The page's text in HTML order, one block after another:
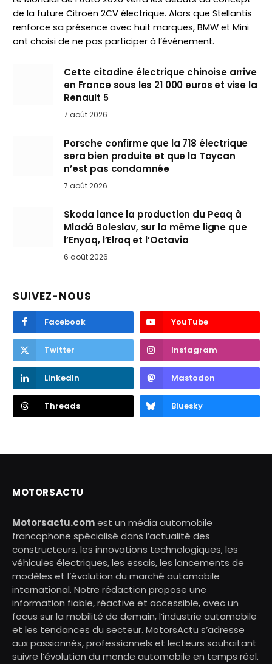
de la future Citroën 2CV électrique. Alors que Stellantis
renforce sa présence avec huit marques, BMW et Mini
ont choisi de ne pas participer à l’événement.
Cette citadine électrique chinoise arrive
en France sous les 21 000 euros et vise la
Renault 5
7 août 2026
Porsche confirme que la 718 électrique
sera bien produite et que la Taycan
n’est pas condamnée
7 août 2026
Skoda lance la production du Peaq à
Mladá Boleslav, sur la même ligne que
l’Enyaq, l’Elroq et l’Octavia
6 août 2026
SUIVEZ-NOUS
Facebook YouTube
Twitter Instagram
LinkedIn Mastodon
Threads Bluesky
MOTORSACTU
Motorsactu.comest un média automobile
francophone spécialisé dans l’actualité des
constructeurs, les innovations technologiques, les
véhicules électriques, les essais, les lancements de
modèles et l’évolution du marché automobile
international. Notre rédaction propose une
information fiable, réactive et accessible, avec un
focus sur la mobilité de demain, l’industrie automobile
et les tendances du secteur. MotorsActu s’adresse
aux passionnés, professionnels et lecteurs souhaitant
suivre l’évolution du monde automobile en temps réel.